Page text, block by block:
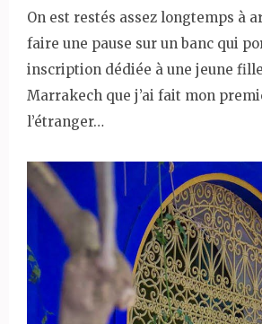
On est restés assez longtemps à
faire une pause sur un banc qui
inscription dédiée à une jeune
Marrakech que j’ai fait mon
l’étranger…